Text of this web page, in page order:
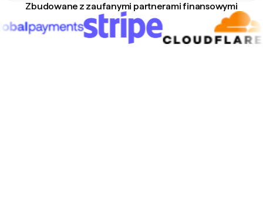
Zbudowane z zaufanymi partnerami finansowymi